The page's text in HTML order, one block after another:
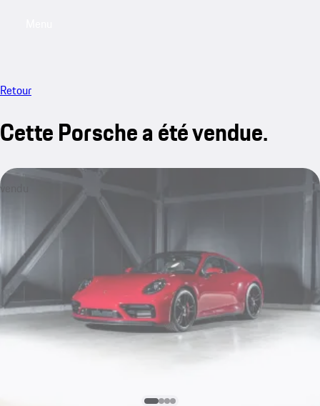
Retour
Cette Porsche a été vendue.
vendu